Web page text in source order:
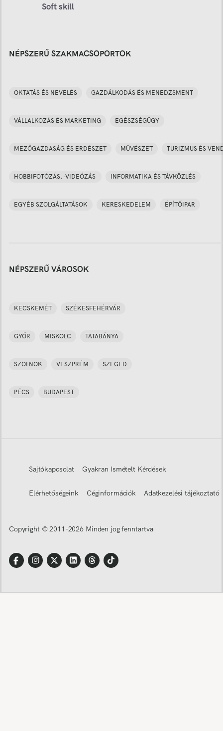
Soft skill
NÉPSZERŰ SZAKMACSOPORTOK
OKTATÁS ÉS NEVELÉS GAZDÁLKODÁS ÉS MENEDZSMENT
VÁLLALKOZÁS ÉS MARKETING EGÉSZSÉGÜGY
MEZŐGAZDASÁG ÉS ERDÉSZET MŰVÉSZET TURIZMUS ÉS
HOBBIFOTÓZÁS, -VIDEÓZÁS INFORMATIKA ÉS TÁVKÖZLÉS
EGYÉB SZOLGÁLTATÁSOK KERESKEDELEM ÉPÍTŐIPAR
NÉPSZERŰ VÁROSOK
KECSKEMÉT SZÉKESFEHÉRVÁR
GYŐR MISKOLC TATABÁNYA
SZOLNOK VESZPRÉM SZEGED
PÉCS BUDAPEST
Sajtókapcsolat Gyakran Ismételt Kérdések
Elérhetőségeink Céginformációk Adatkezelési tájékoztató
Copyright © 2011-2026 Minden jog fenntartva